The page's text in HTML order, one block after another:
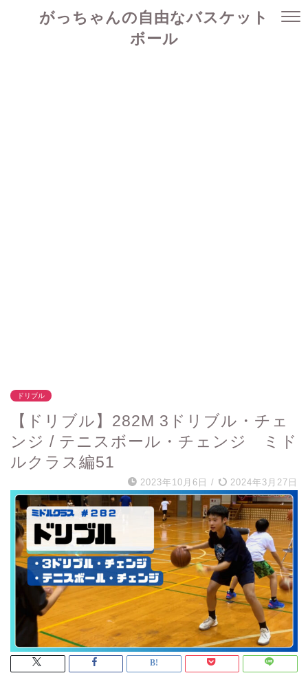
がっちゃんの自由なバスケット
ボール
ドリブル
【ドリブル】282M 3ドリブル・チェ
ンジ / テニスボール・チェンジ ミド
ルクラス編51
2023年10月6日 / 2024年3月27日